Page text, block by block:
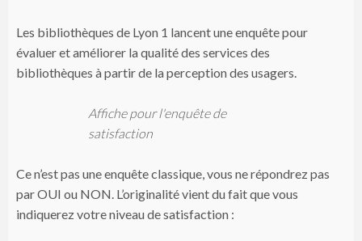
Les bibliothèques de Lyon 1 lancent une enquête pour
évaluer et améliorer la qualité des services des
bibliothèques à partir de la perception des usagers.
Affiche pour l'enquête de
satisfaction
Ce n’est pas une enquête classique, vous ne répondrez pas
par OUI ou NON. L’originalité vient du fait que vous
indiquerez votre niveau de satisfaction :